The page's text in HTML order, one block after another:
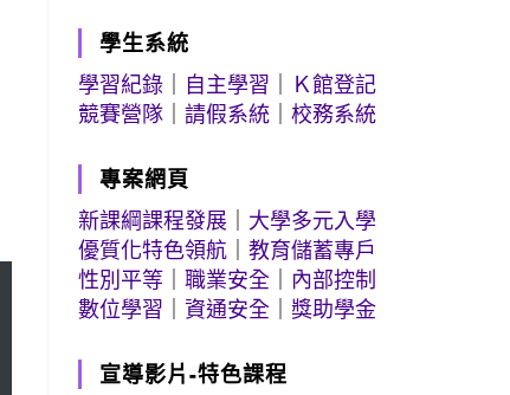
學生系統
學習紀錄
自主學習
Ｋ館登記
競賽營隊 ｜請假系統 ｜校務系統
專案網頁
新課綱課程發展
大學多元入學
優質化特色領航 ｜教育儲蓄專戶
性別平等 ｜職業安全
內部控制
數位學習 ｜資通安全 ｜獎助學金
宣導影片-特色課程